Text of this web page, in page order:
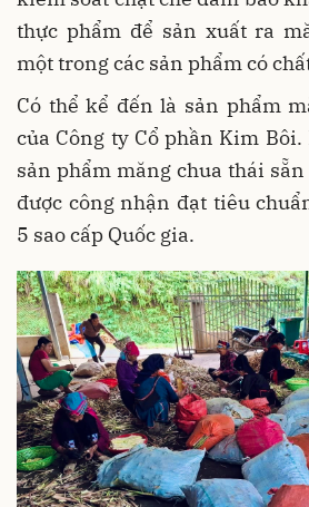
thực phẩm để sản xuất ra
một trong các sản phẩm có
Có thể kể đến là sản phẩm
của Công ty Cổ phần Kim
sản phẩm măng chua thái
được công nhận đạt tiêu
5 sao cấp Quốc gia.